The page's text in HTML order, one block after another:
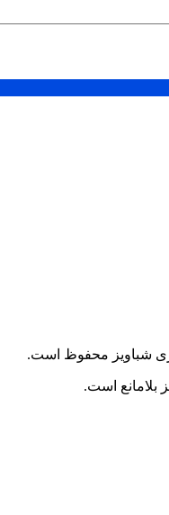
شباویز محفوظ است.
بلامانع است.